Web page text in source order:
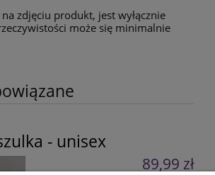
zdjęciu produkt, jest wyłącznie
może się minimalnie
- unisex
89,99 zł